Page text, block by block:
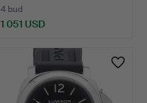
4 bud
1 051 USD